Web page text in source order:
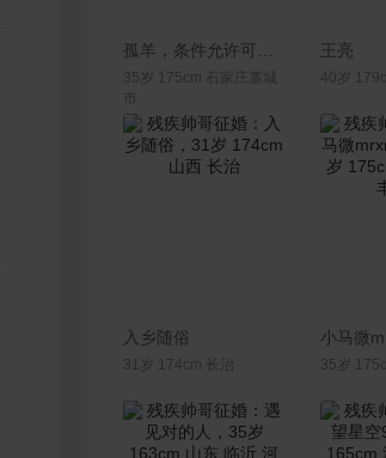
联系Ta
35岁 175cm 石家庄藁城
王亮
40岁
联系Ta
入乡随俗
31岁 174cm 长治
小马微
35岁